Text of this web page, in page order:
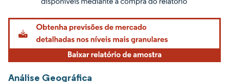
Análise Geográfica